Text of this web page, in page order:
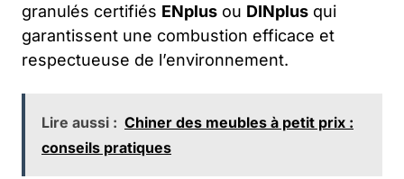
granulés certifiés ENplus ou DINplus qui
garantissent une combustion efficace et
respectueuse de l’environnement.
Lire aussi : Chiner des meubles à petit prix :
conseils pratiques